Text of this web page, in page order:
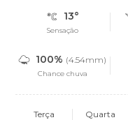
13°
Sensação
100% (4.54mm)
Chance chuva
Terça Quarta